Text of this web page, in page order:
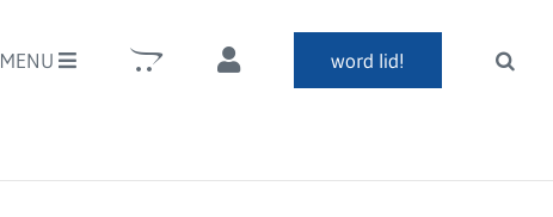
MENU word lid!